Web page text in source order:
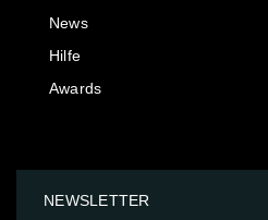
News
Hilfe
Awards
NEWSLETTER